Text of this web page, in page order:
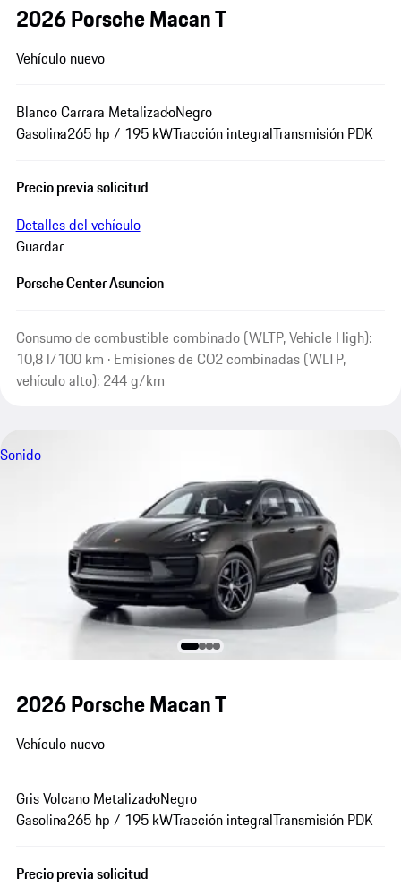
2026 Porsche Macan T
Vehículo nuevo
Blanco Carrara MetalizadoNegro
Gasolina265 hp / 195 kWTracción integralTransmisión PDK
Precio previa solicitud
Detalles del vehículo
Guardar
Porsche Center Asuncion
Consumo de combustible combinado (WLTP, Vehicle High):
10,8 l/100 km · Emisiones de CO2 combinadas (WLTP,
vehículo alto): 244 g/km
Sonido
2026 Porsche Macan T
Vehículo nuevo
Gris Volcano MetalizadoNegro
Gasolina265 hp / 195 kWTracción integralTransmisión PDK
Precio previa solicitud